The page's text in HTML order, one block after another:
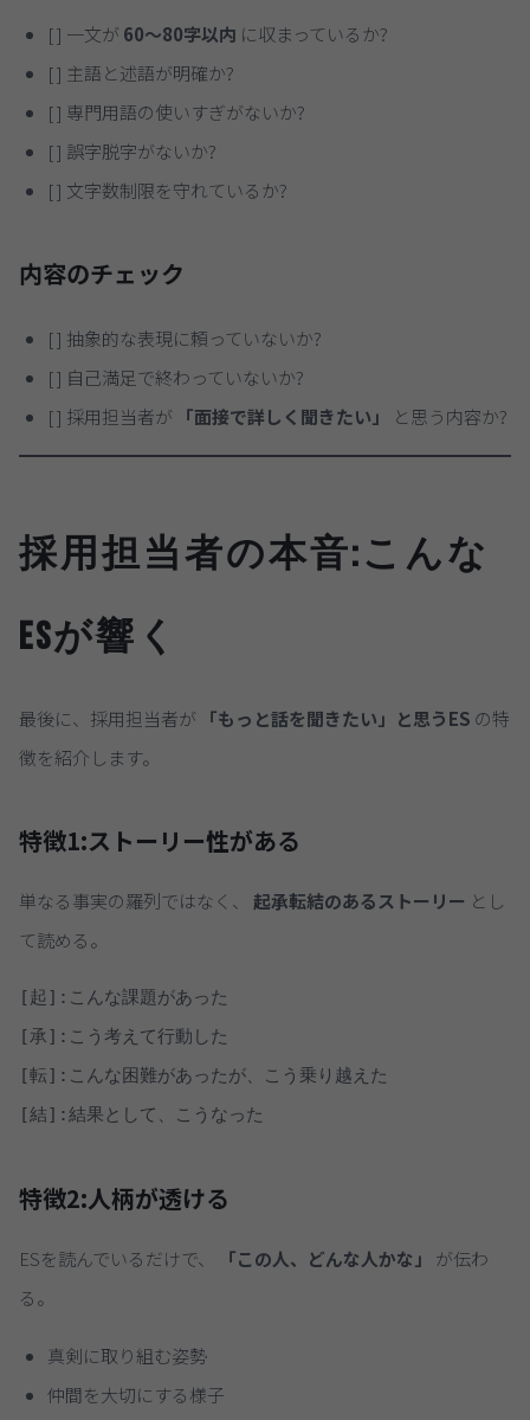
[ ] 一文が60〜80字以内 に収まっているか?
[ ] 主語と述語が明確か?
[ ] 専門用語の使いすぎがないか?
[ ] 誤字脱字がないか?
[ ] 文字数制限を守れているか?
内容のチェック
[ ] 抽象的な表現に頼っていないか?
[ ] 自己満足で終わっていないか?
[ ] 採用担当者が 「面接で詳しく聞きたい」 と思う内容か?
採用担当者の本音:こんな
ESが響く
最後に、採用担当者が 「もっと話を聞きたい」と思うES の特
徴を紹介します。
特徴1:ストーリー性がある
単なる事実の羅列ではなく、 起承転結のあるストーリー とし
て読める。
[起]:こんな課題があった
[承]:こう考えて行動した
[転]:こんな困難があったが、こう乗り越えた
特徴2:人柄が透ける
ESを読んでいるだけで、 「この人、どんな人かな」
が伝わ
る。
真剣に取り組む姿勢
仲間を大切にする様子